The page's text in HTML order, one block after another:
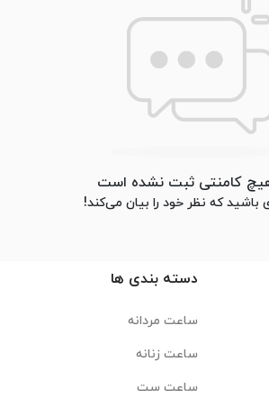
کامنتی ثبت نشده است
باشید که نظر خود را بیان می‌کند!
دسته بندی ها
ساعت مردانه
ساعت زنانه
ساعت ست